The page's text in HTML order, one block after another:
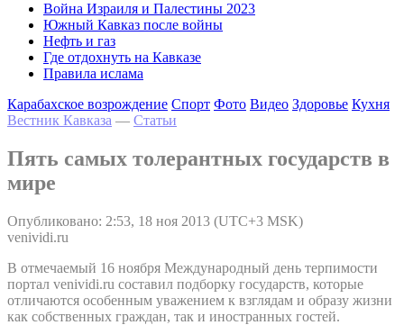
Война Израиля и Палестины 2023
Южный Кавказ после войны
Нефть и газ
Где отдохнуть на Кавказе
Правила ислама
Карабахское возрождение Спорт Фото Видео Здоровье Кухня
Вестник Кавказа — Статьи
Пять самых толерантных государств в
мире
Опубликовано: 2:53, 18 ноя 2013 (UTC+3 MSK)
venividi.ru
В отмечаемый 16 ноября Международный день терпимости
портал venividi.ru составил подборку государств, которые
отличаются особенным уважением к взглядам и образу жизни
как собственных граждан, так и иностранных гостей.